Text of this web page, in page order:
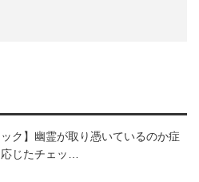
ック】幽霊が取り憑いているのか症
じたチェッ…